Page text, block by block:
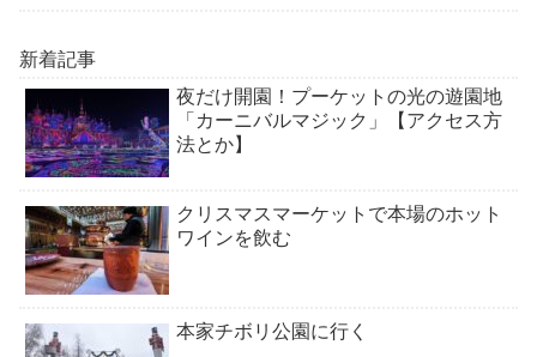
新着記事
夜だけ開園！プーケットの光の遊園地
「カーニバルマジック」【アクセス方
法とか】
クリスマスマーケットで本場のホット
ワインを飲む
本家チボリ公園に行く